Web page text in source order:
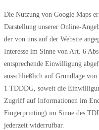
Die Nutzung von Google Maps
Darstellung unserer Online-
der von uns auf der Website
Interesse im Sinne von Art. 6
entsprechende Einwilligung
ausschließlich auf Grundlage
1 TDDDG, soweit die
Zugriff auf Informationen im
Fingerprinting) im Sinne des
jederzeit widerrufbar.